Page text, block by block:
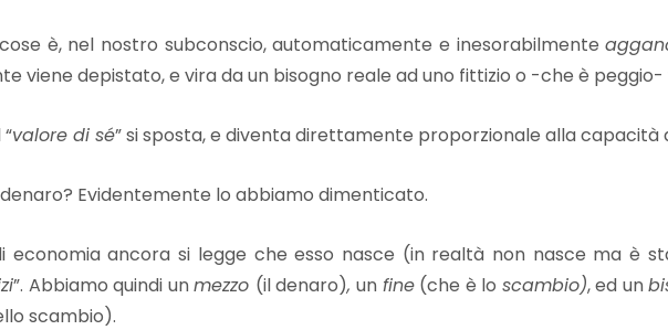
è, nel nostro subconscio, automaticamente e inesorabilmente
viene depistato, e vira da un bisogno reale ad uno fittizio o -che è peggio-
valore di sé” si sposta, e diventa direttamente proporzionale alla capacità
Evidentemente lo abbiamo dimenticato.
economia ancora si legge che esso nasce (in realtà non nasce ma è
”. Abbiamo quindi unmezzo (il denaro), un fine(che è lo scambio), ed un
scambio).